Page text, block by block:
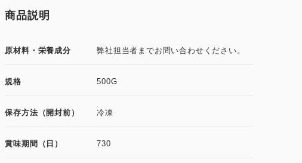
商品説明
原材料・栄養成分 弊社担当者までお問い合わせください。
規格 500G
保存方法（開封前） 冷凍
賞味期間（日） 730